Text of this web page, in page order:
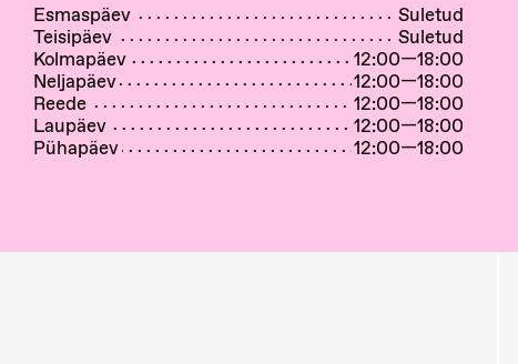
Esmaspäev
Suletud
Teisipäev
Suletud
Kolmapäev
12:00—18:00
Neljapäev
12:00—18:00
Reede
12:00—18:00
Laupäev
12:00—18:00
Pühapäev
12:00—18:00